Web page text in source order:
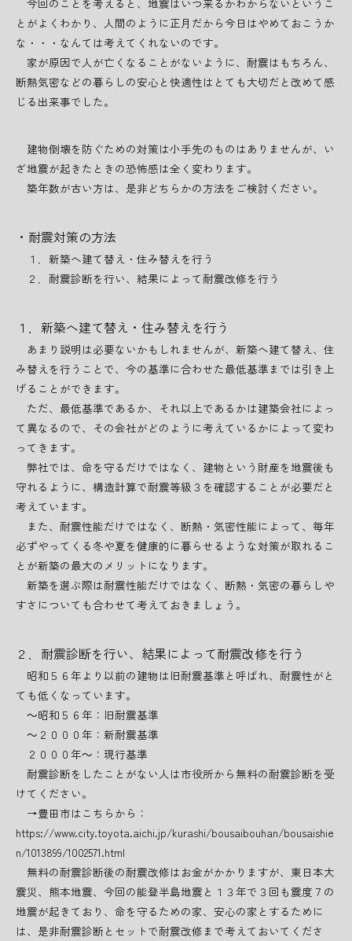
今回のことを考えると、地震はいつ来るかわからないというこ
とがよくわかり、人間のように正月だから今日はやめておこうか
な・・・なんては考えてくれないのです。
家が原因で人が亡くなることがないように、耐震はもちろん、
断熱気密などの暮らしの安心と快適性はとても大切だと改めて感
じる出来事でした。
建物倒壊を防ぐための対策は小手先のものはありませんが、い
ざ地震が起きたときの恐怖感は全く変わります。
築年数が古い方は、是非どちらかの方法をご検討ください。
・耐震対策の方法
１．新築へ建て替え・住み替えを行う
２．耐震診断を行い、結果によって耐震改修を行う
１．新築へ建て替え・住み替えを行う
あまり説明は必要ないかもしれませんが、新築へ建て替え、住
み替えを行うことで、今の基準に合わせた最低基準までは引き上
げることができます。
ただ、最低基準であるか、それ以上であるかは建築会社によっ
て異なるので、その会社がどのように考えているかによって変わ
ってきます。
弊社では、命を守るだけではなく、建物という財産を地震後も
守れるように、構造計算で耐震等級３を確認することが必要だと
考えています。
また、耐震性能だけではなく、断熱・気密性能によって、毎年
必ずやってくる冬や夏を健康的に暮らせるような対策が取れるこ
とが新築の最大のメリットになります。
新築を選ぶ際は耐震性能だけではなく、断熱・気密の暮らしや
すさについても合わせて考えておきましょう。
２．耐震診断を行い、結果によって耐震改修を行う
昭和５６年より以前の建物は旧耐震基準と呼ばれ、耐震性がと
ても低くなっています。
～昭和５６年：旧耐震基準
～２０００年：新耐震基準
２０００年～：現行基準
耐震診断をしたことがない人は市役所から無料の耐震診断を受
けてください。
→豊田市はこちらから：
https://www.city.toyota.aichi.jp/kurashi/bousaibouhan/bousaishie
n/1013899/1002571.html
無料の耐震診断後の耐震改修はお金がかかりますが、東日本大
震災、熊本地震、今回の能登半島地震と１３年で３回も震度７の
地震が起きており、命を守るための家、安心の家とするために
は、是非耐震診断とセットで耐震改修まで考えておいてくださ